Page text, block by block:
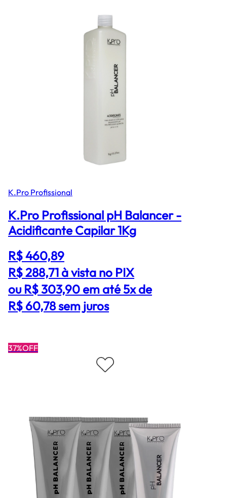
K.Pro Profissional
K.Pro Profissional pH Balancer -
Acidificante Capilar 1Kg
R$ 460,89
R$ 288,71à vista no PIX
ou R$ 303,90 em até 5x de
R$ 60,78 sem juros
37%OFF